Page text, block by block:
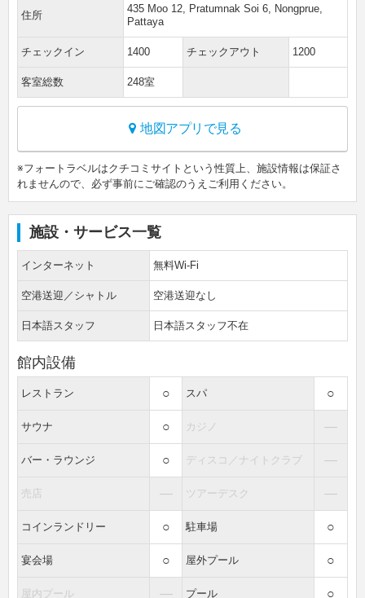
住所
435 Moo 12, Pratumnak Soi 6, Nongprue,
Pattaya
チェックイン 1400 チェックアウト 1200
客室総数 248室
地図アプリで見る
※フォートラベルはクチコミサイトという性質上、施設情報は保証さ
れませんので、必ず事前にご確認のうえご利用ください。
施設・サービス一覧
インターネット 無料Wi-Fi
空港送迎／シャトル 空港送迎なし
日本語スタッフ 日本語スタッフ不在
館内設備
レストラン ○ スパ ○
サウナ ○ カジノ ―
バー・ラウンジ ○ ディスコ／ナイトクラブ ―
売店 ― ツアーデスク ―
コインランドリー ○ 駐車場 ○
宴会場 ○ 屋外プール ○
屋内プール ― プール ○